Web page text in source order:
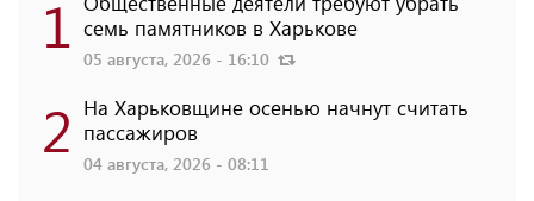
1 семь памятников в Харькове
05 августа, 2026 - 16:10
2 На Харьковщине осенью начнут считать
пассажиров
04 августа, 2026 - 08:11